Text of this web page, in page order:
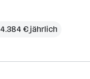
€ jährlich